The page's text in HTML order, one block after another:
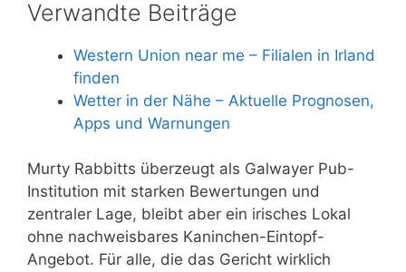
Verwandte Beiträge
Western Union near me – Filialen in Irland
finden
Wetter in der Nähe – Aktuelle Prognosen,
Apps und Warnungen
Murty Rabbitts überzeugt als Galwayer Pub-
Institution mit starken Bewertungen und
zentraler Lage, bleibt aber ein irisches Lokal
ohne nachweisbares Kaninchen-Eintopf-
Angebot. Für alle, die das Gericht wirklich